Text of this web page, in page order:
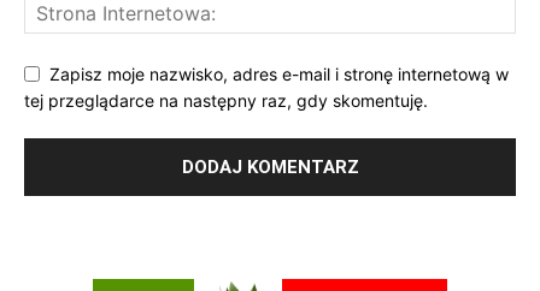
Zapisz moje nazwisko, adres e-mail i stronę internetową w
tej przeglądarce na następny raz, gdy skomentuję.